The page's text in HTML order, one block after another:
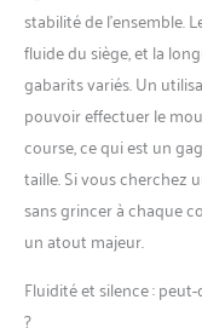
stabilité de l’ensemble.
fluide du siège, et la
gabarits variés. Un
pouvoir effectuer le
course, ce qui est un
taille. Si vous cherchez
sans grincer à chaque
un atout majeur.
Fluidité et silence :
?